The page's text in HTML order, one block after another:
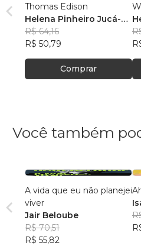
Thomas Edison
Helena Pinheiro Jucá-
Vasconcelos
R$ 64,16
R$ 50,79
Comprar
Você também
A vida que eu não planejei
viver
Jair Beloube
R$ 70,51
R$ 55,82